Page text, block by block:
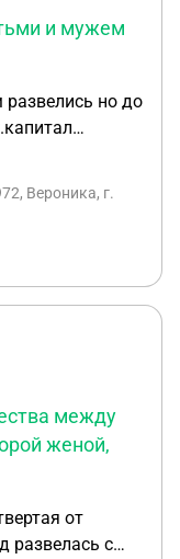
и мужем
но до
и
имеет ли он
Вероника, г.
между
женой,
от
развелась с